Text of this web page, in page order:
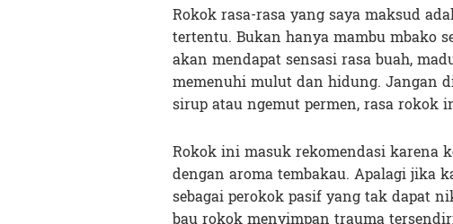
Rokok rasa-rasa yang saya maksud
tertentu. Bukan hanya mambu mbako
akan mendapat sensasi rasa buah,
memenuhi mulut dan hidung. Jangan
sirup atau ngemut permen, rasa rokok
Rokok ini masuk rekomendasi karena
dengan aroma tembakau. Apalagi jika
sebagai perokok pasif yang tak dapat